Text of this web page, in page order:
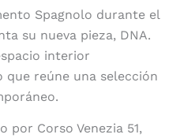
Spagnolo durante el
su nueva pieza, DNA.
interior
que reúne una selección
por Corso Venezia 51,